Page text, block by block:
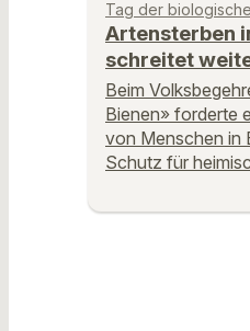
Tag der
Artensterben
schreitet
Beim
Bienen» forderte
von Menschen in
Schutz für